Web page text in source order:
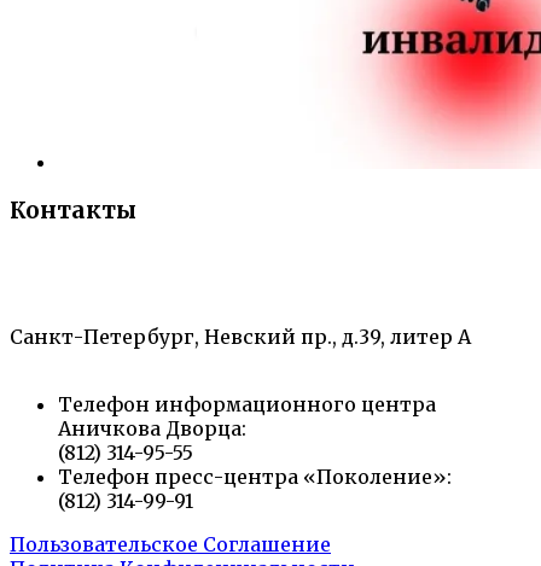
Контакты
Санкт-Петербург, Невский пр., д.39, литер А
Телефон информационного центра
Аничкова Дворца:
(812) 314-95-55
Телефон пресс-центра «Поколение»:
(812) 314-99-91
Пользовательское Соглашение